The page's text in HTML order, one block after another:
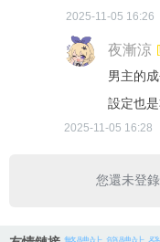
您還未登